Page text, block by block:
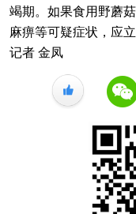
竭期。如果食用野蘑
麻痹等可疑症状，应
记者 金凤
+1